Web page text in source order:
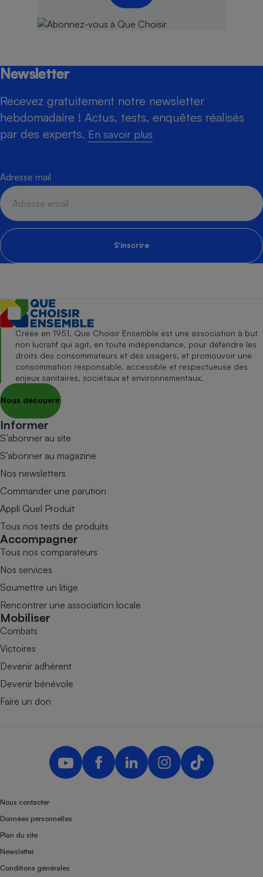
Newsletter
Recevez gratuitement notre newsletter
hebdomadaire ! Actus, tests, enquêtes réalisés
par des experts. En savoir plus
Adresse mail
S'inscrire
Créée en 1951, Que Choisir Ensemble est une association à but
non lucratif qui agit, en toute indépendance, pour défendre les
droits des consommateurs et des usagers, et promouvoir une
consommation responsable, accessible et respectueuse des
enjeux sanitaires, sociétaux et environnementaux.
Nous découvrir
Informer
S’abonner au site
S’abonner au magazine
Nos newsletters
Commander une parution
Appli Quel Produit
Tous nos tests de produits
Accompagner
Tous nos comparateurs
Nos services
Soumettre un litige
Rencontrer une association locale
Mobiliser
Combats
Victoires
Devenir adhérent
Devenir bénévole
Faire un don
Nous contacter
Données personnelles
Plan du site
Newsletter
Conditions générales